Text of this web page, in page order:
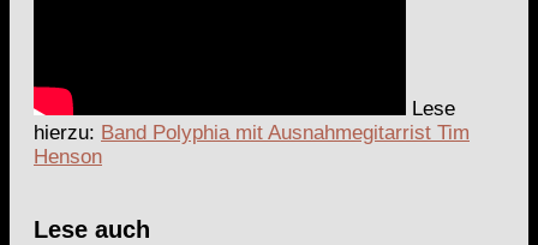
Lese
hierzu: Band Polyphia mit Ausnahmegitarrist Tim
Henson
Lese auch